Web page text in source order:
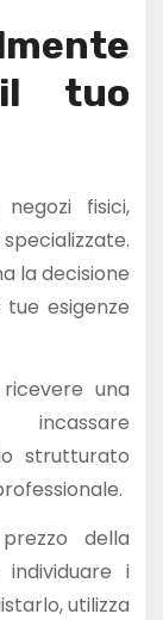
il tuo
fisici,
la decisione
esigenze
una
strutturato
della
i
utilizza